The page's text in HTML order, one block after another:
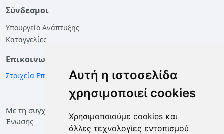
Αυτή η ιστοσελίδα
χρησιμοποιεί cookies
Χρησιμοποιούμε cookies και
άλλες τεχνολογίες εντοπισμού
Σύνδεσμοι
Υπουργείο Ανάπτυξης
Καταγγελίες
Επικοινωνία
Στοιχεία Επικοινωνίας
Με τη συγχρηματοδότηση της Ελλάδας και της Ευρωπαϊκής
Ένωσης